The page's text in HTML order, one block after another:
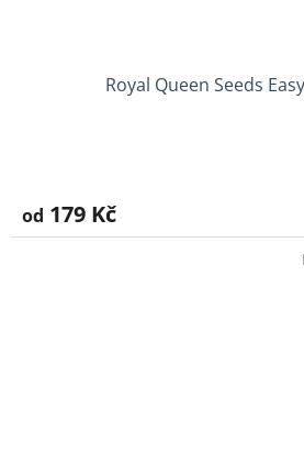
Royal Queen Seeds
od 179 Kč